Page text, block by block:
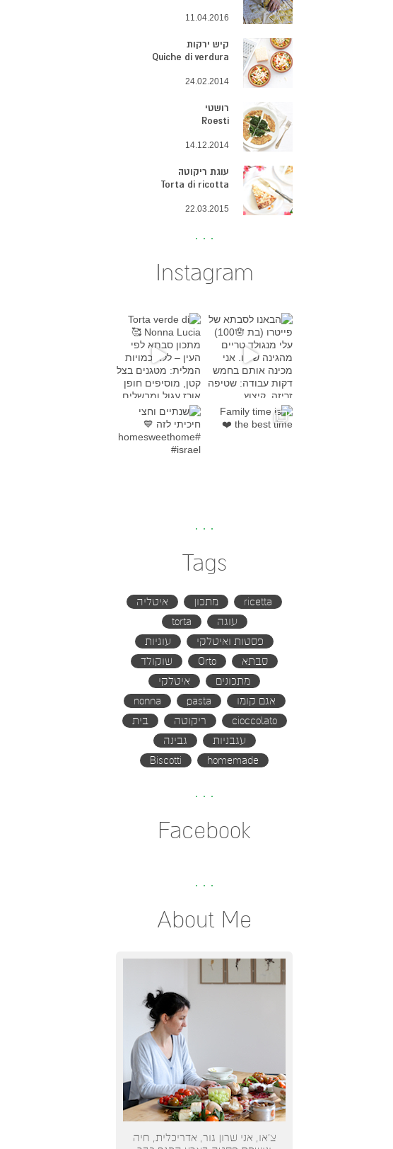
11.04.2016
קיש ירקות
Quiche di verdura
24.02.2014
רושטי
Roesti
14.12.2014
עוגת ריקוטה
Torta di ricotta
22.03.2015
Instagram
Torta verde di Nonna Lucia מתכון סבת
שנתיים וחצי חיכיתי לזה
Tags
ricetta מתכון
איטליה
עוגה
torta
פסטות ואיטלקי
עוגיות
סבתא
Orto
שוקולד
מתכונים
איטלקי
אגם קומו
pasta
nonna
cioccolato
ריקוטה
בית
עגבניות
גבינה
homemade
Biscotti
Facebook
About Me
צ’או, אני שרון גור, אדריכלית, חיה